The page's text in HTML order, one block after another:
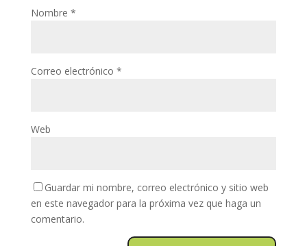
Nombre *
Correo electrónico *
Web
Guardar mi nombre, correo electrónico y sitio web
en este navegador para la próxima vez que haga un
comentario.